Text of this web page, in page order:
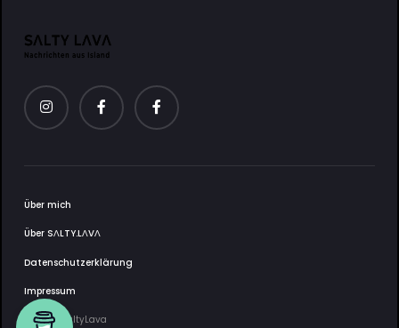
Über mich
Über SΛLTY.LΛVΛ
Datenschutzerklärung
Impressum
2025 © SaltyLava